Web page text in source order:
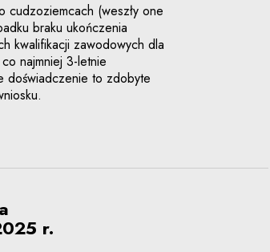
cudzoziemcach (weszły one
braku ukończenia
kwalifikacji zawodowych dla
najmniej 3-letnie
doświadczenie to zdobyte
r.